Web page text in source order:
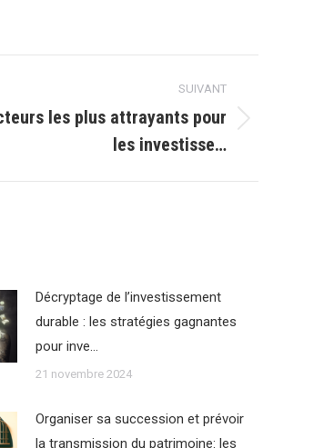
SUIVANT
les plus attrayants pour
les investisse…
Décryptage de l’investissement
durable : les stratégies gagnantes
pour inve…
21 novembre 2024
Organiser sa succession et prévoir
la transmission du patrimoine: les